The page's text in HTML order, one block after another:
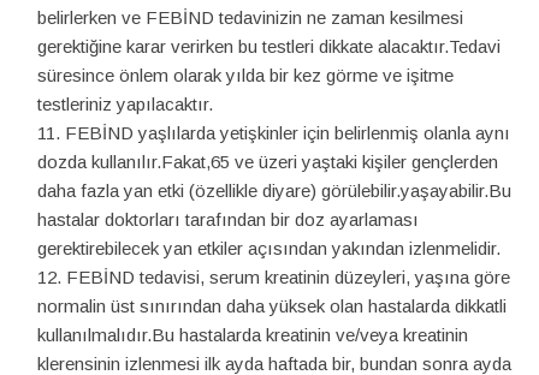
belirlerken ve FEBİND tedavinizin ne zaman kesilmesi
gerektiğine karar verirken bu testleri dikkate alacaktır.Tedavi
süresince önlem olarak yılda bir kez görme ve işitme
testleriniz yapılacaktır.
FEBİND yaşlılarda yetişkinler için belirlenmiş olanla aynı
dozda kullanılır.Fakat,65 ve üzeri yaştaki kişiler gençlerden
daha fazla yan etki (özellikle diyare) görülebilir.yaşayabilir.Bu
hastalar doktorları tarafından bir doz ayarlaması
gerektirebilecek yan etkiler açısından yakından izlenmelidir.
FEBİND tedavisi, serum kreatinin düzeyleri, yaşına göre
normalin üst sınırından daha yüksek olan hastalarda dikkatli
kullanılmalıdır.Bu hastalarda kreatinin ve/veya kreatinin
klerensinin izlenmesi ilk ayda haftada bir, bundan sonra ayda